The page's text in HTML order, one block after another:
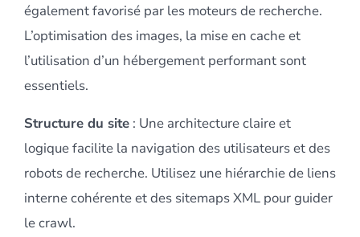
également favorisé par les moteurs de recherche.
L’optimisation des images, la mise en cache et
l’utilisation d’un hébergement performant sont
essentiels.
Structure du site: Une architecture claire et
logique facilite la navigation des utilisateurs et des
robots de recherche. Utilisez une hiérarchie de liens
interne cohérente et des sitemaps XML pour guider
le crawl.